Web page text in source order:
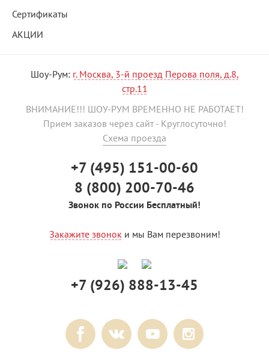
Сертификаты
АКЦИИ
Шоу-Рум: г. Москва, 3-й проезд Перова поля, д.8,
стр.11
ВНИМАНИЕ!!! ШОУ-РУМ ВРЕМЕННО НЕ РАБОТАЕТ!
Прием заказов через сайт - Круглосуточно!
Схема проезда
+7 (495) 151-00-60
8 (800) 200-70-46
Звонок по России Бесплатный!
Закажите звоноки мы Вам перезвоним!
+7 (926) 888-13-45